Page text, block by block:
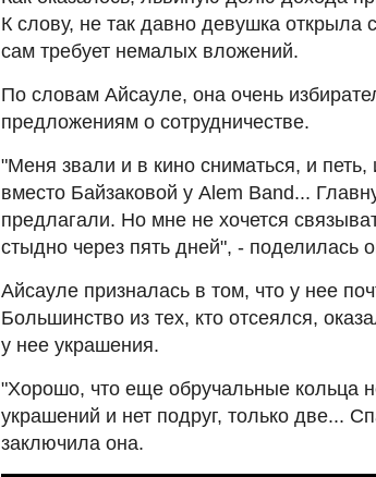
К слову, не так давно девушка открыла
сам требует немалых вложений.
По словам Айсауле, она очень
предложениям о сотрудничестве.
"Меня звали и в кино сниматься, и
вместо Байзаковой у Alem Band...
предлагали. Но мне не хочется
стыдно через пять дней", - поделилась
Айсауле призналась в том, что у нее
Большинство из тех, кто отсеялся,
у нее украшения.
"Хорошо, что еще обручальные кольца
украшений и нет подруг, только две...
заключила она.